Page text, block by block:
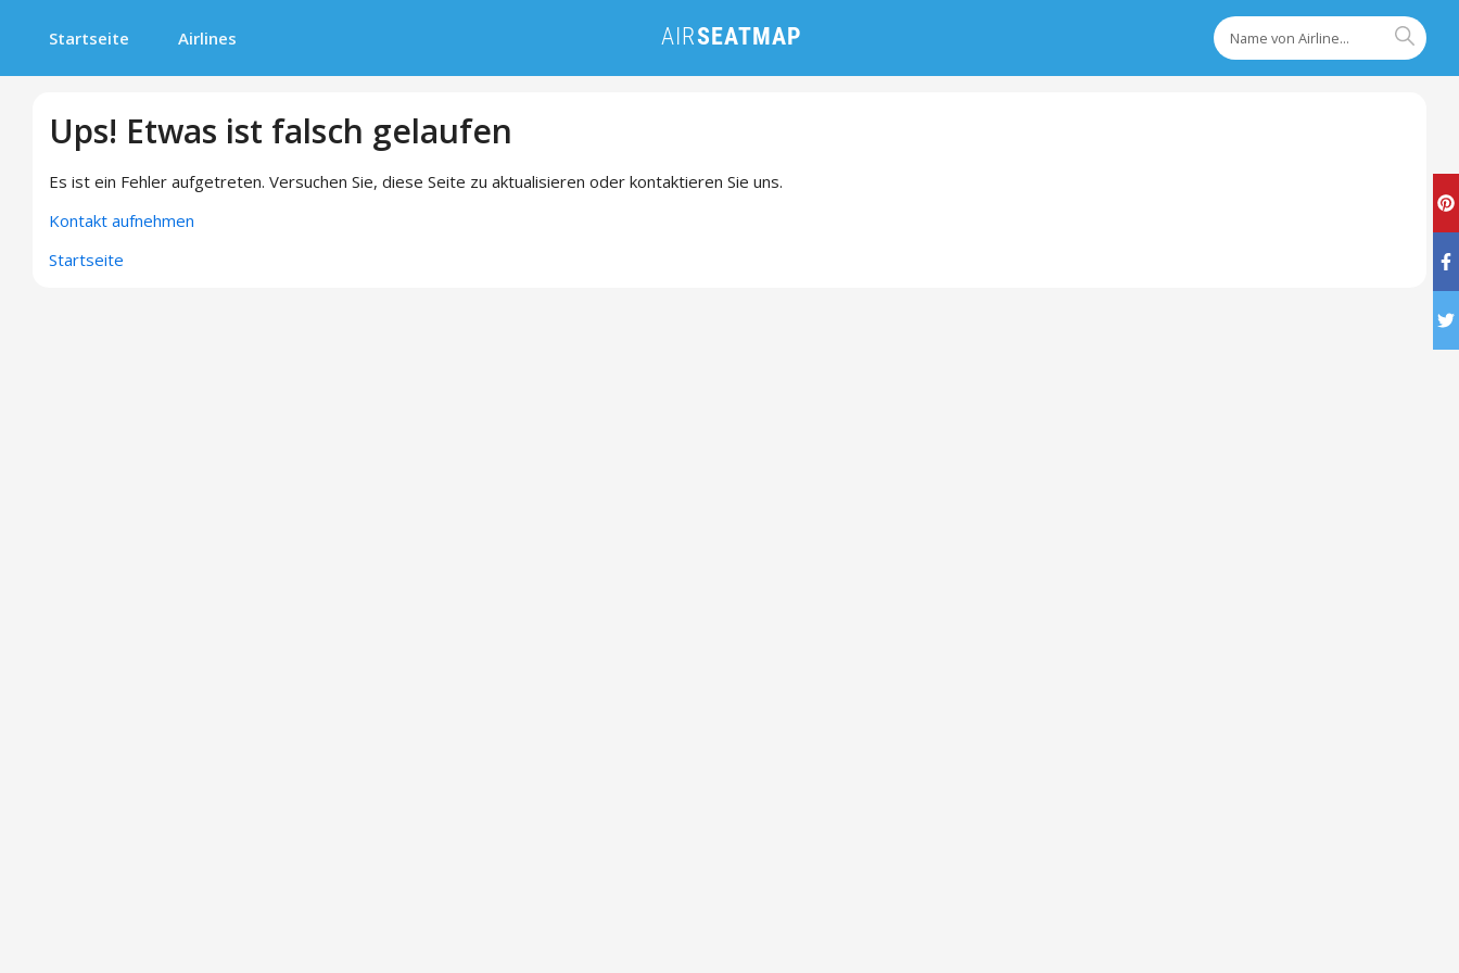
Startseite Airlines
Ups! Etwas ist falsch gelaufen
Es ist ein Fehler aufgetreten. Versuchen Sie, diese Seite zu aktualisieren oder kontaktieren Sie uns.
Kontakt aufnehmen
Startseite